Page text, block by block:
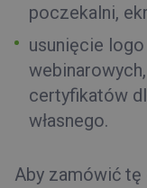
poczekalni,
usunięcie
certyfikatów
własnego.
Aby zamówić tę